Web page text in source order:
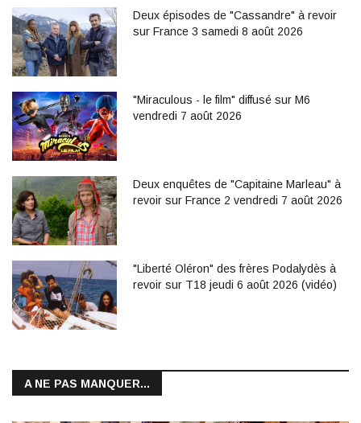
Deux épisodes de "Cassandre" à revoir
sur France 3 samedi 8 août 2026
"Miraculous - le film" diffusé sur M6
vendredi 7 août 2026
Deux enquêtes de "Capitaine Marleau" à
revoir sur France 2 vendredi 7 août 2026
"Liberté Oléron" des frères Podalydès à
revoir sur T18 jeudi 6 août 2026 (vidéo)
A NE PAS MANQUER...